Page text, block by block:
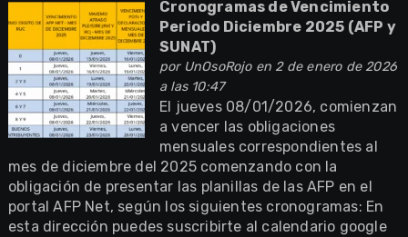
Cronogramas de Vencimiento
Periodo Diciembre 2025 (AFP y
SUNAT)
por UnOsoRojoen 2 de enero de 2026
a las 10:47
El jueves 08/01/2026, comienzan
a vencer las obligaciones
mensuales correspondientes al
mes de diciembre del 2025 comenzando con la
obligación de presentar las planillas de las AFP en el
portal AFP Net, según los siguientes cronogramas: En
esta dirección puedes suscribirte al calendario google